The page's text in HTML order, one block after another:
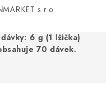
s.r.o.
6 g (1 lžička)
70 dávek.